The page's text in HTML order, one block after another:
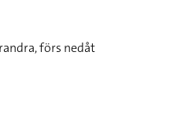
förs nedåt